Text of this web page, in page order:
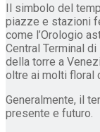
Il simbolo del
piazze e stazioni
come l’Orologio
Central Terminal di
della torre a
oltre ai molti floral
Generalmente, il
presente e futuro.